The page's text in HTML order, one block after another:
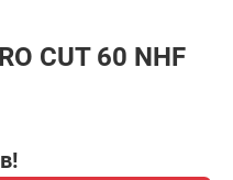
CUT 60 NHF